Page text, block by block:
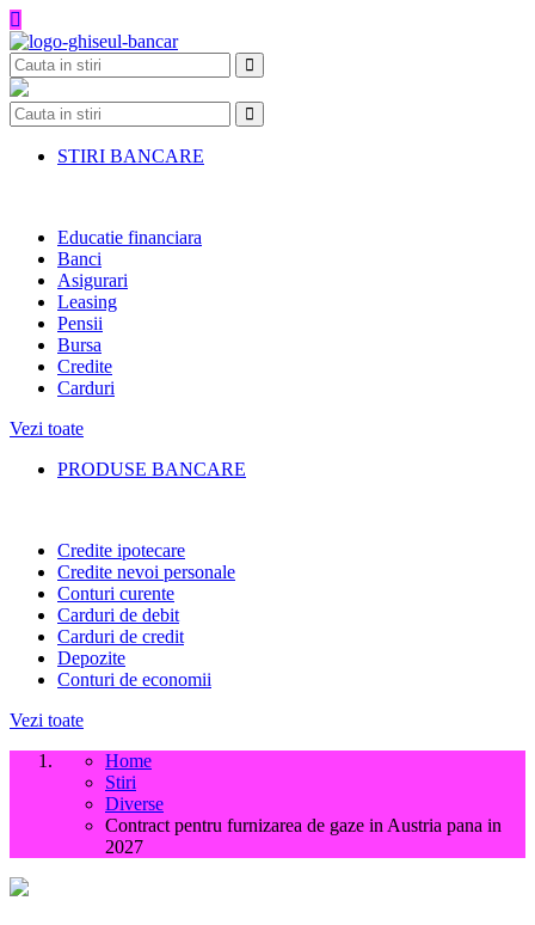
Skip
to
content
STIRI BANCARE
Educatie financiara
Banci
Asigurari
Leasing
Pensii
Bursa
Credite
Carduri
Vezi toate
PRODUSE BANCARE
Credite ipotecare
Credite nevoi personale
Conturi curente
Carduri de debit
Carduri de credit
Depozite
Conturi de economii
Vezi toate
Home
Stiri
Diverse
Contract pentru furnizarea de gaze in Austria pana in
2027